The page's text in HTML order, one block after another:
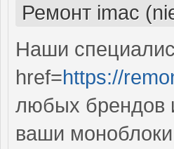
Ремонт imac
Наши
href=https://
любых брендов
ваши моноблоки